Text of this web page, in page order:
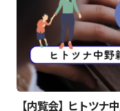
【内覧会】ヒトツナ